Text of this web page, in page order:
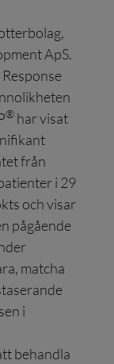
ApS.
® har visat
från
i 29
och visar
pågående
matcha
i
behandla